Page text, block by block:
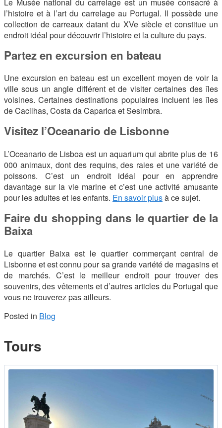
l’histoire et à l’art du carrelage au Portugal. Il possède une
collection de carreaux datant du XVe siècle et constitue un
endroit idéal pour découvrir l’histoire et la culture du pays.
Partez en excursion en bateau
Une excursion en bateau est un excellent moyen de voir la
ville sous un angle différent et de visiter certaines des îles
voisines. Certaines destinations populaires incluent les îles
de Cacilhas, Costa da Caparica et Sesimbra.
Visitez l’Oceanario de Lisbonne
L’Oceanario de Lisboa est un aquarium qui abrite plus de 16
000 animaux, dont des requins, des raies et une variété de
poissons. C’est un endroit idéal pour en apprendre
davantage sur la vie marine et c’est une activité amusante
pour les adultes et les enfants. En savoir plusà ce sujet.
Faire du shopping dans le quartier de la
Baixa
Le quartier Baixa est le quartier commerçant central de
Lisbonne et est connu pour sa grande variété de magasins et
de marchés. C’est le meilleur endroit pour trouver des
souvenirs, des vêtements et d’autres articles du Portugal que
vous ne trouverez pas ailleurs.
Posted in Blog
Tours